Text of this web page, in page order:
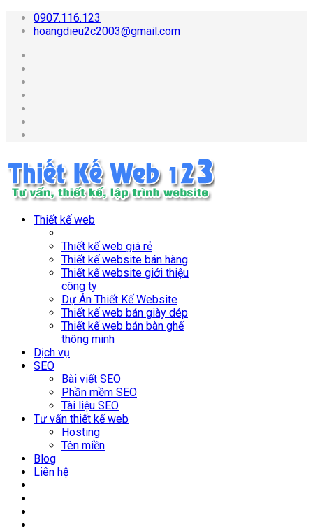
0907.116.123
hoangdieu2c2003@gmail.com
Thiết kế web
Thiết kế web giá rẻ
Thiết kế website bán hàng
Thiết kế website giới thiệu
công ty
Dự Án Thiết Kế Website
Thiết kế web bán giày dép
Thiết kế web bán bàn ghế
thông minh
Dịch vụ
SEO
Bài viết SEO
Phần mềm SEO
Tài liệu SEO
Tư vấn thiết kế web
Hosting
Tên miền
Blog
Liên hệ